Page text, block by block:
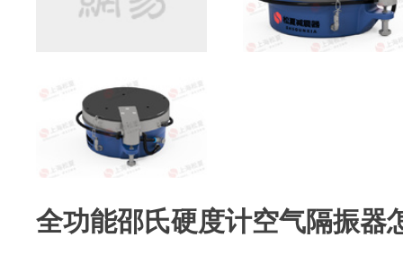
全功能邵氏硬度计空气隔振器